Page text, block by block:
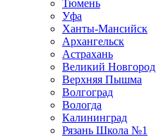
Тюмень
Уфа
Ханты-Мансийск
Архангельск
Астрахань
Великий Новгород
Верхняя Пышма
Волгоград
Вологда
Калининград
Рязань Школа №1